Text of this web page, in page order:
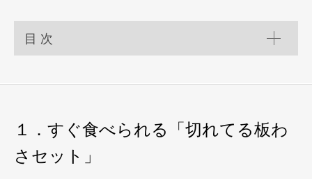
目 次
１．すぐ食べられる「切れてる板わ
さセット」